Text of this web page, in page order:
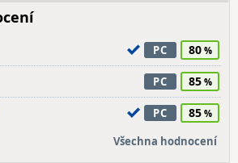
PC 80
PC 85
PC 85
Všechna hodnocení